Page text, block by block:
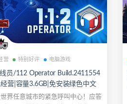
营 特别好评 电脑游戏
员/112 Operator Build.2411554
营|容量3.6GB|免安装绿色中文
键盘.鼠标
界任意城市的紧急呼叫中心！应答